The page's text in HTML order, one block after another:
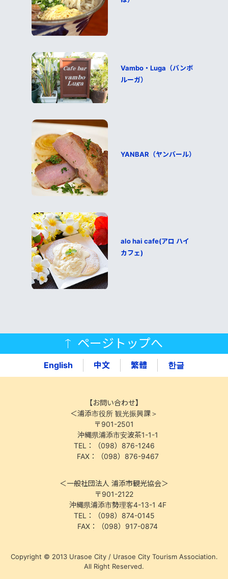
Vambo・Luga（バンボ
ルーガ）
YANBAR（ヤンバール）
alo hai cafe(アロ ハイ
カフェ)
ページトップへ
English 中文 繁體 한글
【お問い合わせ】
＜浦添市役所 観光振興課＞
〒901-2501
沖縄県浦添市安波茶1-1-1
TEL：（098）876-1246
FAX：（098）876-9467
＜一般社団法人 浦添市観光協会＞
〒901-2122
沖縄県浦添市勢理客4-13-1 4F
TEL：（098）874-0145
FAX：（098）917-0874
Copyright © 2013 Urasoe City / Urasoe City Tourism Association.
All Right Reserved.